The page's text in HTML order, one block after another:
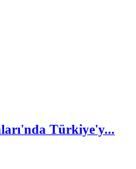
Türkiye'y...